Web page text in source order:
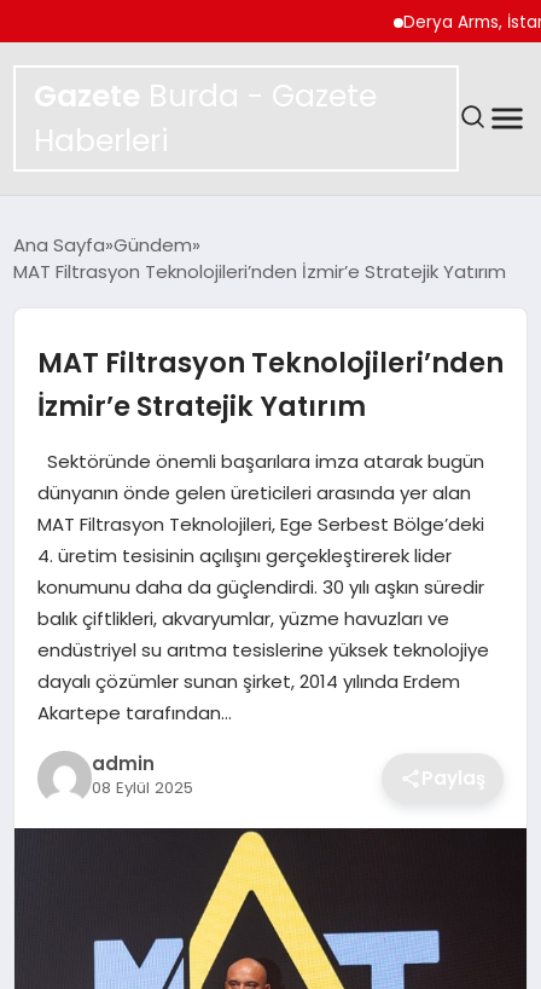
Derya Arms, İstanbul
Gazete Burda - Gazete
Haberleri
MAGAZIN
YAŞAM
EKONOMI
TEKNOLOJI
SAĞLIK
EĞITIM
DÜNYA
SIYASET
Ana Sayfa Gündem
MAT Filtrasyon Teknolojileri’nden İzmir’e Stratejik Yatırım
MAT Filtrasyon Teknolojileri’nden
İzmir’e Stratejik Yatırım
Sektöründe önemli başarılara imza atarak bugün
dünyanın önde gelen üreticileri arasında yer alan
MAT Filtrasyon Teknolojileri, Ege Serbest Bölge’deki
4. üretim tesisinin açılışını gerçekleştirerek lider
konumunu daha da güçlendirdi. 30 yılı aşkın süredir
balık çiftlikleri, akvaryumlar, yüzme havuzları ve
endüstriyel su arıtma tesislerine yüksek teknolojiye
dayalı çözümler sunan şirket, 2014 yılında Erdem
Akartepe tarafından…
admin
08 Eylül 2025 Paylaş